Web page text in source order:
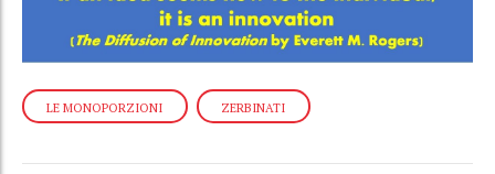
LE MONOPORZIONI ZERBINATI